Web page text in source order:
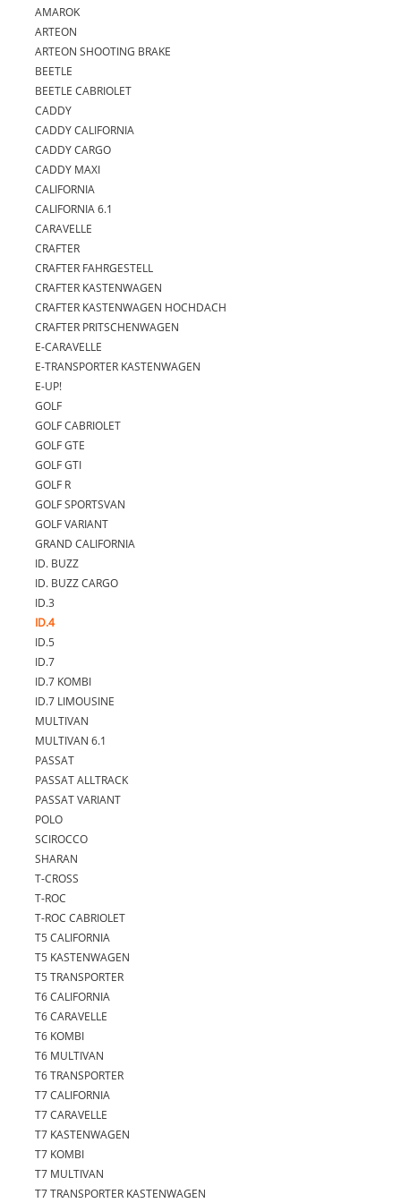
AMAROK
ARTEON
ARTEON SHOOTING BRAKE
BEETLE
BEETLE CABRIOLET
CADDY
CADDY CALIFORNIA
CADDY CARGO
CADDY MAXI
CALIFORNIA
CALIFORNIA 6.1
CARAVELLE
CRAFTER
CRAFTER FAHRGESTELL
CRAFTER KASTENWAGEN
CRAFTER KASTENWAGEN HOCHDACH
CRAFTER PRITSCHENWAGEN
E-CARAVELLE
E-TRANSPORTER KASTENWAGEN
E-UP!
GOLF
GOLF CABRIOLET
GOLF GTE
GOLF GTI
GOLF R
GOLF SPORTSVAN
GOLF VARIANT
GRAND CALIFORNIA
ID. BUZZ
ID. BUZZ CARGO
ID.3
ID.4
ID.5
ID.7
ID.7 KOMBI
ID.7 LIMOUSINE
MULTIVAN
MULTIVAN 6.1
PASSAT
PASSAT ALLTRACK
PASSAT VARIANT
POLO
SCIROCCO
SHARAN
T-CROSS
T-ROC
T-ROC CABRIOLET
T5 CALIFORNIA
T5 KASTENWAGEN
T5 TRANSPORTER
T6 CALIFORNIA
T6 CARAVELLE
T6 KOMBI
T6 MULTIVAN
T6 TRANSPORTER
T7 CALIFORNIA
T7 CARAVELLE
T7 KASTENWAGEN
T7 KOMBI
T7 MULTIVAN
T7 TRANSPORTER KASTENWAGEN